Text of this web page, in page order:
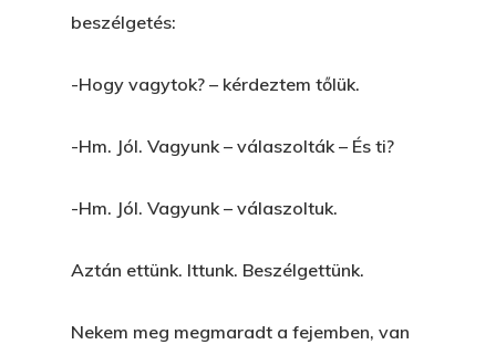
beszélgetés:
-Hogy vagytok? – kérdeztem tőlük.
-Hm. Jól. Vagyunk – válaszolták – És ti?
-Hm. Jól. Vagyunk – válaszoltuk.
Aztán ettünk. Ittunk. Beszélgettünk.
Nekem meg megmaradt a fejemben, van